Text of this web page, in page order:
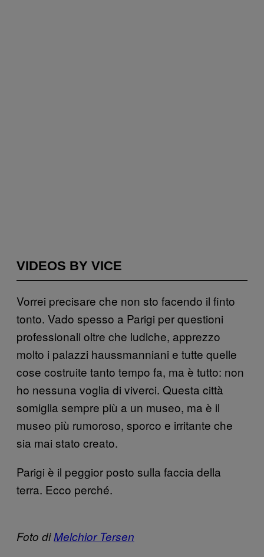
VIDEOS BY VICE
Vorrei precisare che non sto facendo il finto
tonto. Vado spesso a Parigi per questioni
professionali oltre che ludiche, apprezzo
molto i palazzi haussmanniani e tutte quelle
cose costruite tanto tempo fa, ma è tutto: non
ho nessuna voglia di viverci. Questa città
somiglia sempre più a un museo, ma è il
museo più rumoroso, sporco e irritante che
sia mai stato creato.
Parigi è il peggior posto sulla faccia della
terra. Ecco perché.
Foto diMelchior Tersen